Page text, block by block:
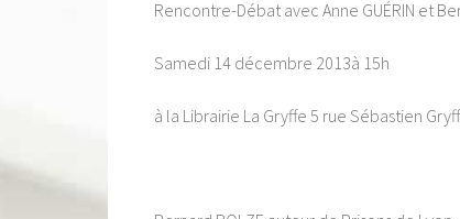
Rencontre-Débat avec Anne GUÉRIN et
Samedi 14 décembre 2013à 15h
à la Librairie La Gryffe 5 rue Sébastien